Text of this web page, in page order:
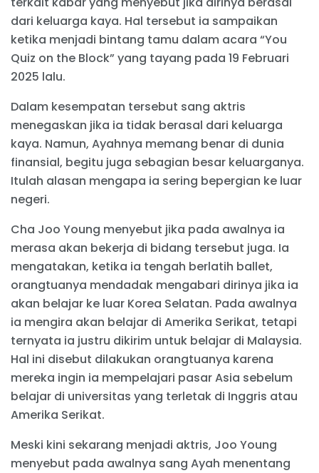
dari keluarga kaya. Hal tersebut ia sampaikan
ketika menjadi bintang tamu dalam acara “You
Quiz on the Block” yang tayang pada 19 Februari
2025 lalu.
Dalam kesempatan tersebut sang aktris
menegaskan jika ia tidak berasal dari keluarga
kaya. Namun, Ayahnya memang benar di dunia
finansial, begitu juga sebagian besar keluarganya.
Itulah alasan mengapa ia sering bepergian ke luar
negeri.
Cha Joo Young menyebut jika pada awalnya ia
merasa akan bekerja di bidang tersebut juga. Ia
mengatakan, ketika ia tengah berlatih ballet,
orangtuanya mendadak mengabari dirinya jika ia
akan belajar ke luar Korea Selatan. Pada awalnya
ia mengira akan belajar di Amerika Serikat, tetapi
ternyata ia justru dikirim untuk belajar di Malaysia.
Hal ini disebut dilakukan orangtuanya karena
mereka ingin ia mempelajari pasar Asia sebelum
belajar di universitas yang terletak di Inggris atau
Amerika Serikat.
Meski kini sekarang menjadi aktris, Joo Young
menyebut pada awalnya sang Ayah menentang